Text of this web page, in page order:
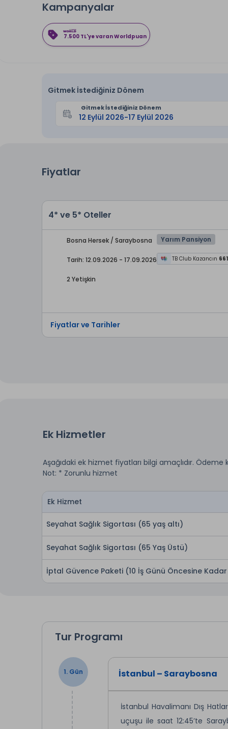
Kampanyalar
7.500 TL'ye varan Worldpuan
Gitmek İstediğiniz Dönem
Gitmek İstediğiniz Dönem
Fiyatlar
4* ve 5* Oteller
Bosna Hersek / Saraybosna
Tarih: 12.09.2026 - 17.09.2026
2 Yetişkin
Yarım Pansiyon
TB Club Kazancın
Fiyatlar ve Tarihler
Ek Hizmetler
Aşağıdaki ek hizmet fiyatları bilgi amaçlıdır.
Not: * Zorunlu hizmet
Ek Hizmet
Seyahat Sağlık Sigortası (65 yaş altı)
Seyahat Sağlık Sigortası (65 Yaş Üstü)
İptal Güvence Paketi (10 İş Günü Öncesine
Tur Programı
1. Gün İstanbul – Saraybosna
İstanbul Havalimanı Dış
uçuşu ile saat 12:45’te